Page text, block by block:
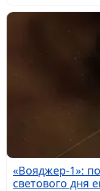
«Вояджер-1»:
светового дня